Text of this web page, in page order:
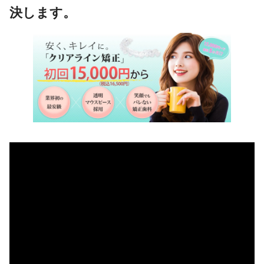
決します。